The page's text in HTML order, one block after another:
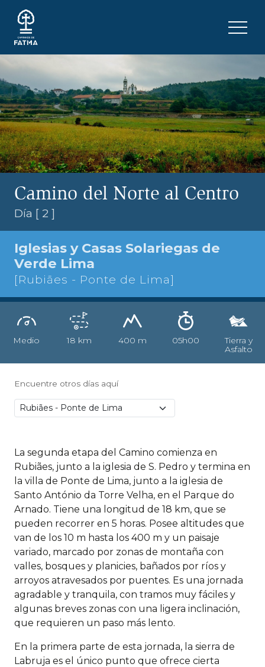
Camino del Norte al Centro
Día [ 2 ]
Iglesias y Casas Solariegas de
Verde Lima
[Rubiães - Ponte de Lima]
Medio 18 km 400 m 05h00
Tierra y
Asfalto
Encuentre otros días aquí
La segunda etapa del Camino comienza en
Rubiães, junto a la iglesia de S. Pedro y termina en
la villa de Ponte de Lima, junto a la iglesia de
Santo António da Torre Velha, en el Parque do
Arnado. Tiene una longitud de 18 km, que se
pueden recorrer en 5 horas. Posee altitudes que
van de los 10 m hasta los 400 m y un paisaje
variado, marcado por zonas de montaña con
valles, bosques y planicies, bañados por ríos y
arroyos atravesados por puentes. Es una jornada
agradable y tranquila, con tramos muy fáciles y
algunas breves zonas con una ligera inclinación,
que requieren un paso más lento.
En la primera parte de esta jornada, la sierra de
Labruja es el único punto que ofrece cierta